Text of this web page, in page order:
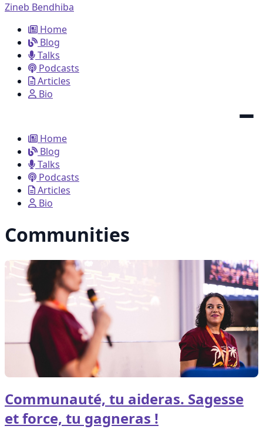
Zineb Bendhiba
Home
Blog
Talks
Podcasts
Articles
Bio
Home
Blog
Talks
Podcasts
Articles
Bio
Communities
Communauté, tu aideras. Sagesse
et force, tu gagneras !